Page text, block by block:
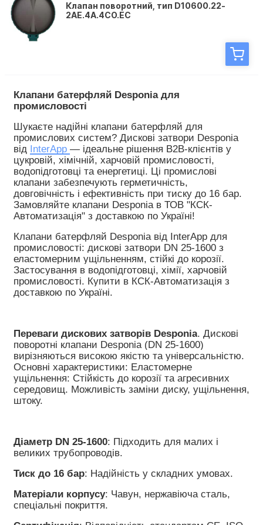
Клапан поворотний, тип D10600.22-
2AE.4A.4CO.EC
Клапани батерфляй Desponia для
промисловості
Шукаєте надійні клапани батерфляй для
промислових систем? Дискові затвори Desponia
від InterApp — ідеальне рішення B2B-клієнтів у
цукровій, хімічній, харчовій промисловості,
водопідготовці та енергетиці. Ці промислові
клапани забезпечують герметичність,
довговічність і ефективність при тиску до 16 бар.
Замовляйте клапани Desponia в ТОВ "КСК-
Автоматизація" з доставкою по Україні!
Клапани батерфляй Desponia від InterApp для
промисловості: дискові затвори DN 25-1600 з
еластомерним ущільненням, стійкі до корозії.
Застосування в водопідготовці, хімії, харчовій
промисловості. Купити в КСК-Автоматизація з
доставкою по Україні.
Переваги дискових затворів Desponia. Дискові
поворотні клапани Desponia (DN 25-1600)
вирізняються високою якістю та універсальністю.
Основні характеристики: Еластомерне
ущільнення: Стійкість до корозії та агресивних
середовищ. Можливість заміни диску, ущільнення,
штоку.
Діаметр DN 25-1600: Підходить для малих і
великих трубопроводів.
Тиск до 16 бар: Надійність у складних умовах.
Матеріали корпусу: Чавун, нержавіюча сталь,
спеціальні покриття.